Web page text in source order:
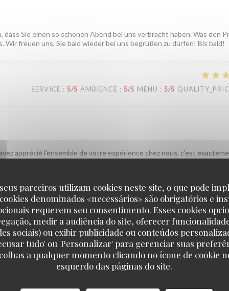
parceiros utilizam cookies neste site, o que pode
denominados «necessários» são obrigatórios e
requerem seu consentimento. Esses cookies
medir a audiência do site, oferecer
sociais) ou exibir publicidade ou conteúdos
tudo' ou 'Personalizar' para gerenciar suas
a qualquer momento clicando no ícone de cookie
esquerdo das páginas do site.
Sie einen so schönen Abend bei uns verbracht haben. Was den
freuen uns, Sie bald wieder bei uns begrüßen zu dürfen! Bis bald!
SERVICE : 5/5 AMBIENCE : 5/5 MENU : 5/5
apprécié l'ensemble de votre expérience chez nous, c'est
dans notre établissement ! L'équipe de L'Alsace
SERVICE: 5 /5 AMBIENCE: 5/5 MENU: 4/5
sympathique et efficace.
avez passé un bon moment près des Champs et que notre équipe a
de L'Alsace